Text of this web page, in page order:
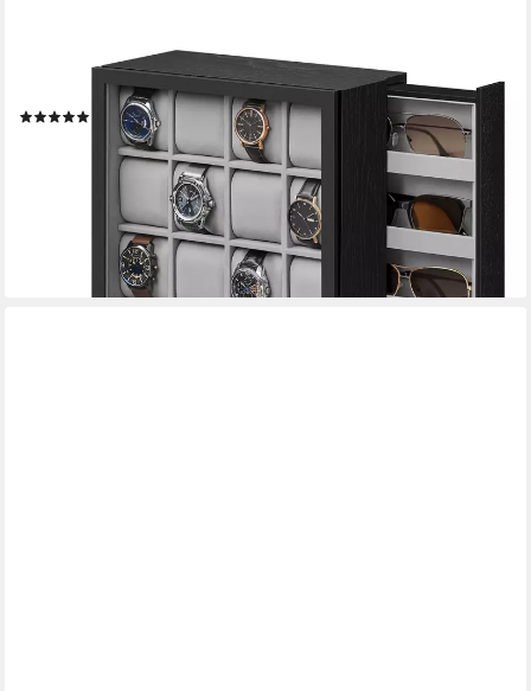
Sonnenbrille und Schmuck, Geschenkidee, großes Sichtfenster,
stehende Box, Massivholzfurnier
(20)
94,28 €
lieferbar - in 5-6 Werktagen bei dir